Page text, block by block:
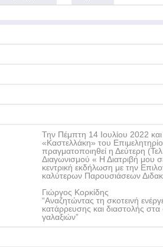
Την Πέμπτη 14 Ιουλίου 2022
«Καστελλάκη» του
πραγματοποιηθεί η Δεύτερη
Διαγωνισμού « Η Διατριβή μου
κεντρική εκδήλωση με την
καλύτερων Παρουσιάσεων
Γιώργος Κορκίδης
“Αναζητώντας τη σκοτεινή
κατάρρευσης και διαστολής
γαλαξιών”